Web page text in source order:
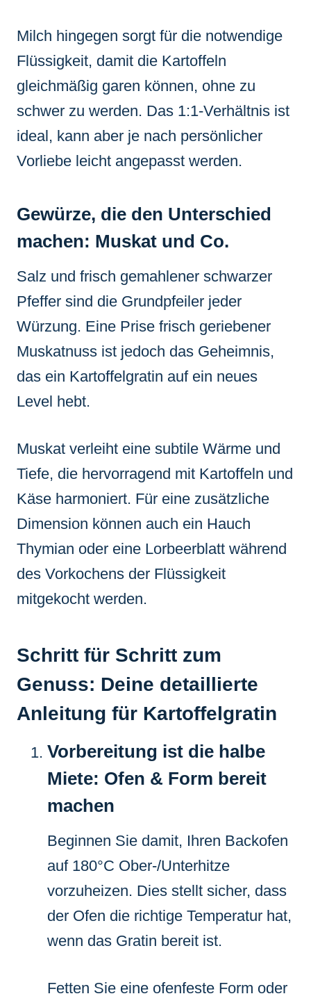
Milch hingegen sorgt für die notwendige
Flüssigkeit, damit die Kartoffeln
gleichmäßig garen können, ohne zu
schwer zu werden. Das 1:1-Verhältnis ist
ideal, kann aber je nach persönlicher
Vorliebe leicht angepasst werden.
Gewürze, die den Unterschied
machen: Muskat und Co.
Salz und frisch gemahlener schwarzer
Pfeffer sind die Grundpfeiler jeder
Würzung. Eine Prise frisch geriebener
Muskatnuss ist jedoch das Geheimnis,
das ein Kartoffelgratin auf ein neues
Level hebt.
Muskat verleiht eine subtile Wärme und
Tiefe, die hervorragend mit Kartoffeln und
Käse harmoniert. Für eine zusätzliche
Dimension können auch ein Hauch
Thymian oder eine Lorbeerblatt während
des Vorkochens der Flüssigkeit
mitgekocht werden.
Schritt für Schritt zum
Genuss: Deine detaillierte
Anleitung für Kartoffelgratin
Vorbereitung ist die halbe
Miete: Ofen & Form bereit
machen
Beginnen Sie damit, Ihren Backofen
auf 180°C Ober-/Unterhitze
vorzuheizen. Dies stellt sicher, dass
der Ofen die richtige Temperatur hat,
wenn das Gratin bereit ist.
Fetten Sie eine ofenfeste Form oder